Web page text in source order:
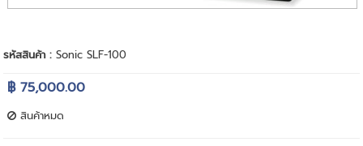
รหัสสินค้า :Sonic SLF-100
฿ 75,000.00
สินค้าหมด